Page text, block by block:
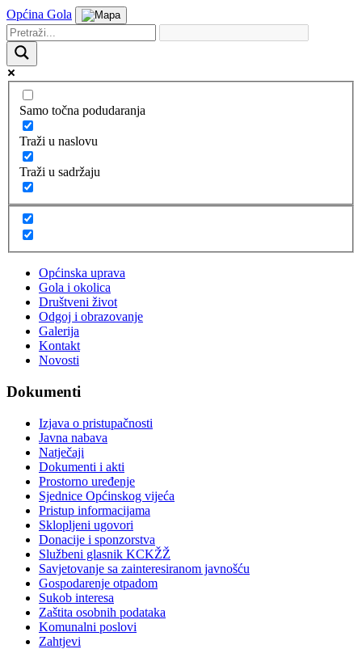
Općina Gola
Samo točna podudaranja
Traži u naslovu
Traži u sadržaju
Općinska uprava
Gola i okolica
Društveni život
Odgoj i obrazovanje
Galerija
Kontakt
Novosti
Dokumenti
Izjava o pristupačnosti
Javna nabava
Natječaji
Dokumenti i akti
Prostorno uređenje
Sjednice Općinskog vijeća
Pristup informacijama
Sklopljeni ugovori
Donacije i sponzorstva
Službeni glasnik KCKŽŽ
Savjetovanje sa zainteresiranom javnošću
Gospodarenje otpadom
Sukob interesa
Zaštita osobnih podataka
Komunalni poslovi
Zahtjevi